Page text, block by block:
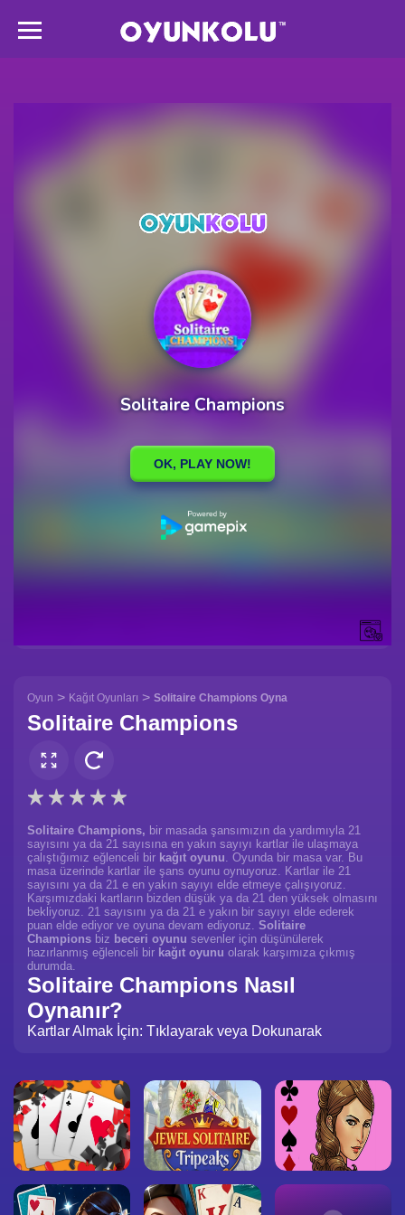
Oyun > Kağıt Oyunları > Solitaire Champions Oyna
Solitaire Champions
Solitaire Champions, bir masada şansımızın da yardımıyla 21
sayısını ya da 21 sayısına en yakın sayıyı kartlar ile ulaşmaya
çalıştığımız eğlenceli bir kağıt oyunu. Oyunda bir masa var. Bu
masa üzerinde kartlar ile şans oyunu oynuyoruz. Kartlar ile 21
sayısını ya da 21 e en yakın sayıyı elde etmeye çalışıyoruz.
Karşımızdaki kartların bizden düşük ya da 21 den yüksek olmasını
bekliyoruz. 21 sayısını ya da 21 e yakın bir sayıyı elde ederek
puan elde ediyor ve oyuna devam ediyoruz. Solitaire
Champions biz beceri oyunu sevenler için düşünülerek
hazırlanmış eğlenceli bir kağıt oyunu olarak karşımıza çıkmış
durumda.
Solitaire Champions Nasıl
Oynanır?
Kartlar Almak İçin: Tıklayarak veya Dokunarak